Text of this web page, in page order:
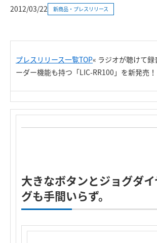
2012/03/22 新商品・プレスリリース
プレスリリース一覧TOP« ラジオが聴けて録
ーダー機能も持つ「LIC-RR100」を新発売！
大きなボタンとジョグダ
グも手間いらず。